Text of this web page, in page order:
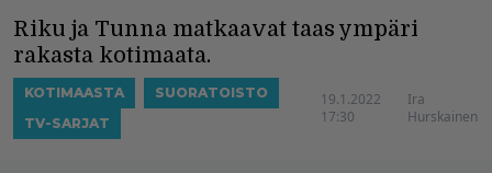
Riku ja Tunna matkaavat taas ympäri
rakasta kotimaata.
KOTIMAASTA
SUORATOISTO
TV-SARJAT
19.1.2022
17:30
Ira
Hurskainen